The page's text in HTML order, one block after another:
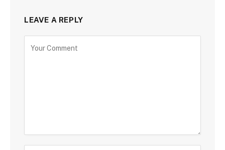
LEAVE A REPLY